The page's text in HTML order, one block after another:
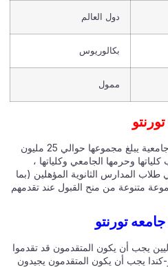
دول العالم
بكالوريوس
ممول
هناك أكثر من 5000 جائزة قبول جامعية يبلغ مجموعها حوالي 25 مليون
وحرمها الجامعي وكلياتها ،
المدارس الثانوية المؤهلين (بما
من منح القبول عند تقدمهم
تورنتو
أن يكون المتقدمون قد تقدموا
يجب أن يكون المتقدمون يجيدون